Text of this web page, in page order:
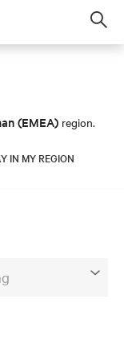
(EMEA) region.
IN MY REGION